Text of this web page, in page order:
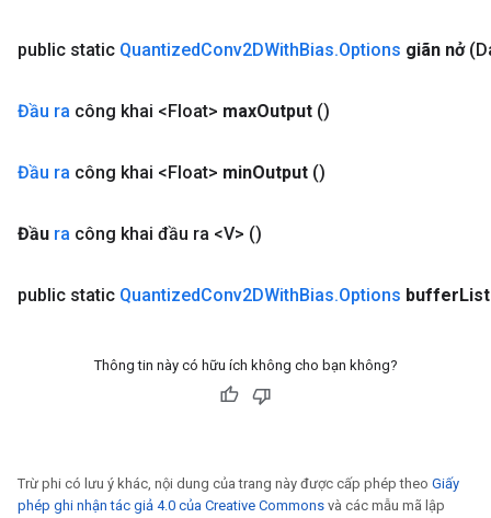
public static QuantizedConv2DWithBias.Options giãn nở
Đầu ra công khai <Float> maxOutput ()
Đầu ra công khai <Float> minOutput ()
Đầu ra công khai đầu ra <V> ()
public static QuantizedConv2DWithBias.Options bufferList
Thông tin này có hữu ích không cho bạn không?
Trừ phi có lưu ý khác, nội dung của trang này được cấp phép theo Giấy
phép ghi nhận tác giả 4.0 của Creative Commons và các mẫu mã lập